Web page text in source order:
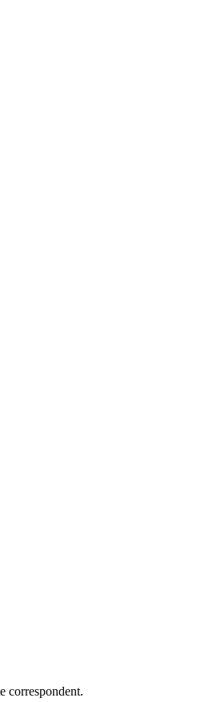
correspondent.